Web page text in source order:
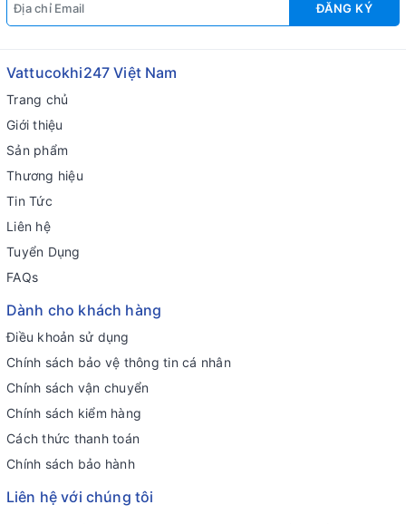
ĐĂNG KÝ
Vattucokhi247 Việt Nam
Trang chủ
Giới thiệu
Sản phẩm
Thương hiệu
Tin Tức
Liên hệ
Tuyển Dụng
FAQs
Dành cho khách hàng
Điều khoản sử dụng
Chính sách bảo vệ thông tin cá nhân
Chính sách vận chuyển
Chính sách kiểm hàng
Cách thức thanh toán
Chính sách bảo hành
Liên hệ với chúng tôi